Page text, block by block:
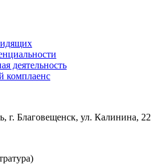
деятельность
комплаенс
г. Благовещенск, ул. Калинина, 22